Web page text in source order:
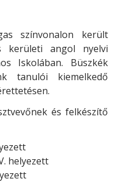
színvonalon került
kerületi angol nyelvi
Iskolában. Büszkék
tanulói kiemelkedő
és felkészítő
helyezett